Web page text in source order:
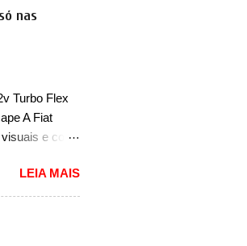
software do
também
causar a
de...
nas
Turbo Flex
A Fiat
e com
e a estreia
que a
LEIA MAIS